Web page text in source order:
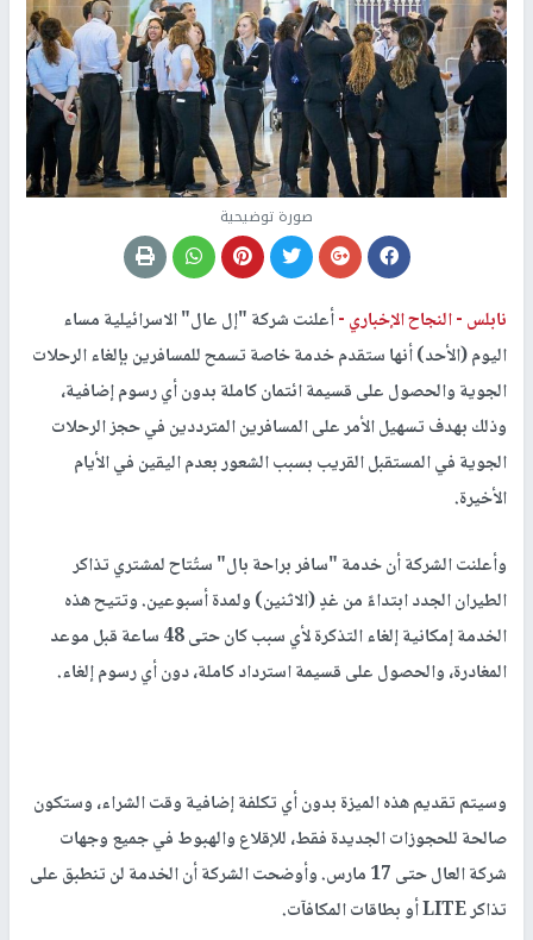
صورة توضيحية
نابلس -النجاح الإخباري -أعلنت شركة "إل عال" الاسرائيلية مساء
اليوم (الأحد) أنها ستقدم خدمة خاصة تسمح للمسافرين بإلغاء الرحلات
الجوية والحصول على قسيمة ائتمان كاملة بدون أي رسوم إضافية،
وذلك بهدف تسهيل الأمر على المسافرين المترددين في حجز الرحلات
الجوية في المستقبل القريب بسبب الشعور بعدم اليقين في الأيام
الأخيرة.
وأعلنت الشركة أن خدمة "سافر براحة بال" ستُتاح لمشتري تذاكر
الطيران الجدد ابتداءً من غدٍ (الاثنين) ولمدة أسبوعين. وتتيح هذه
الخدمة إمكانية إلغاء التذكرة لأي سبب كان حتى 48 ساعة قبل موعد
المغادرة، والحصول على قسيمة استرداد كاملة، دون أي رسوم إلغاء.
وسيتم تقديم هذه الميزة بدون أي تكلفة إضافية وقت الشراء، وستكون
صالحة للحجوزات الجديدة فقط، للإقلاع والهبوط في جميع وجهات
شركة العال حتى 17 مارس. وأوضحت الشركة أن الخدمة لن تنطبق على
تذاكر LITE أو بطاقات المكافآت.